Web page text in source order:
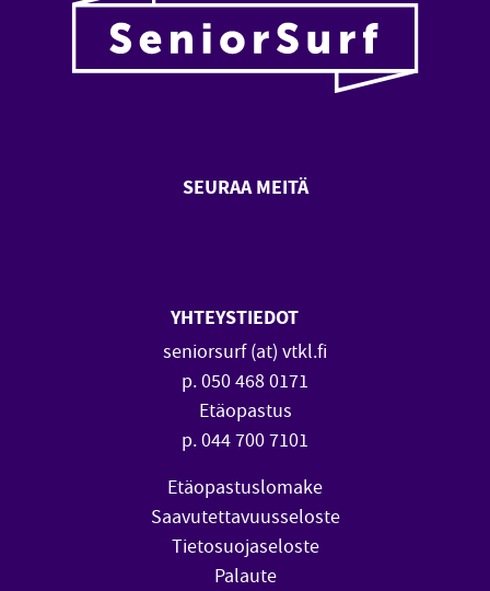
SEURAA MEITÄ
YHTEYSTIEDOT
seniorsurf (at) vtkl.fi
p. 050 468 0171
Etäopastus
p. 044 700 7101
Etäopastuslomake
Saavutettavuusseloste
Tietosuojaseloste
Palaute